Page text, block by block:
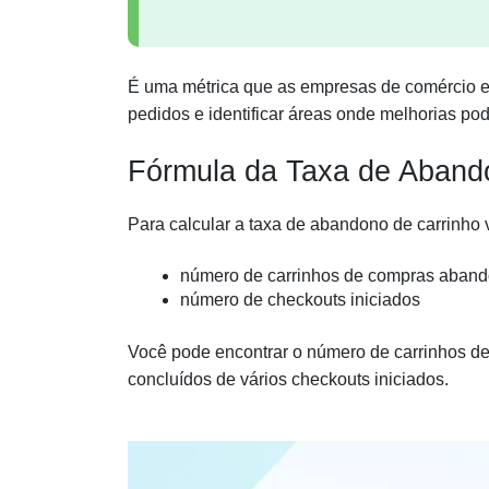
É uma métrica que as empresas de
pedidos e identificar áreas onde melhorias
Fórmula da Taxa de
Para calcular a taxa de abandono de carrinho
número de carrinhos de compras
número de checkouts iniciados
Você pode encontrar o número de carrinhos
concluídos de vários checkouts iniciados.